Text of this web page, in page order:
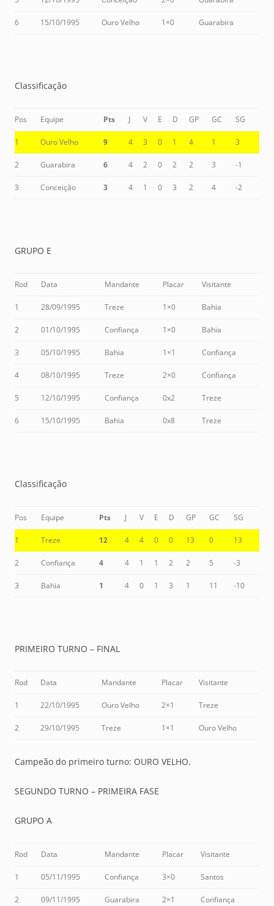
6 15/10/1995 Ouro Velho 1×0 Guarabira
Classificação
Pos Equipe Pts J V E D GP GC SG
1 Ouro Velho 9 4 3 0 1 4 1 3
2 Guarabira 6 4 2 0 2 2 3 -1
3 Conceição 3 4 1 0 3 2 4 -2
GRUPO E
Rod Data Mandante Placar Visitante
1 28/09/1995 Treze 1×0 Bahia
2 01/10/1995 Confiança 1×0 Bahia
3 05/10/1995 Bahia 1×1 Confiança
4 08/10/1995 Treze 2×0 Confiança
5 12/10/1995 Confiança 0x2 Treze
6 15/10/1995 Bahia 0x8 Treze
Classificação
Pos Equipe Pts J V E D GP GC SG
1 Treze 12 4 4 0 0 13 0 13
2 Confiança 4 4 1 1 2 2 5 -3
3 Bahia 1 4 0 1 3 1 11 -10
PRIMEIRO TURNO – FINAL
Rod Data Mandante Placar Visitante
1 22/10/1995 Ouro Velho 2×1 Treze
2 29/10/1995 Treze 1×1 Ouro Velho
Campeão do primeiro turno: OURO VELHO.
SEGUNDO TURNO – PRIMEIRA FASE
GRUPO A
Rod Data Mandante Placar Visitante
1 05/11/1995 Confiança 3×0 Santos
2 09/11/1995 Guarabira 2×1 Confiança